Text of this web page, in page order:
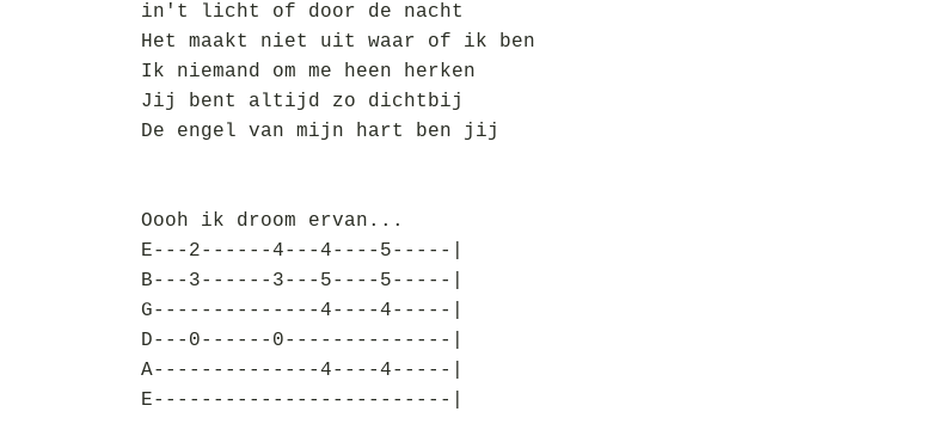
in't licht of door de nacht
Het maakt niet uit waar of ik ben
Ik niemand om me heen herken
Jij bent altijd zo dichtbij
De engel van mijn hart ben jij
Oooh ik droom ervan...
E---2------4---4----5-----|
B---3------3---5----5-----|
G--------------4----4-----|
D---0------0--------------|
A--------------4----4-----|
E-------------------------|